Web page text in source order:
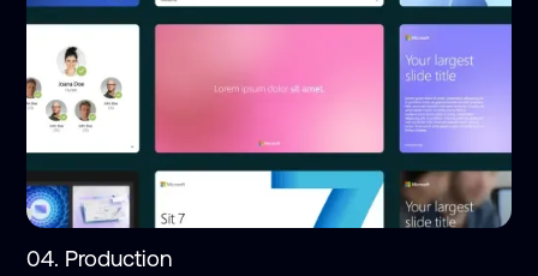
04. Production